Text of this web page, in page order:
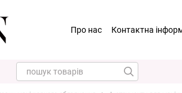
контенту
Про нас Контактна